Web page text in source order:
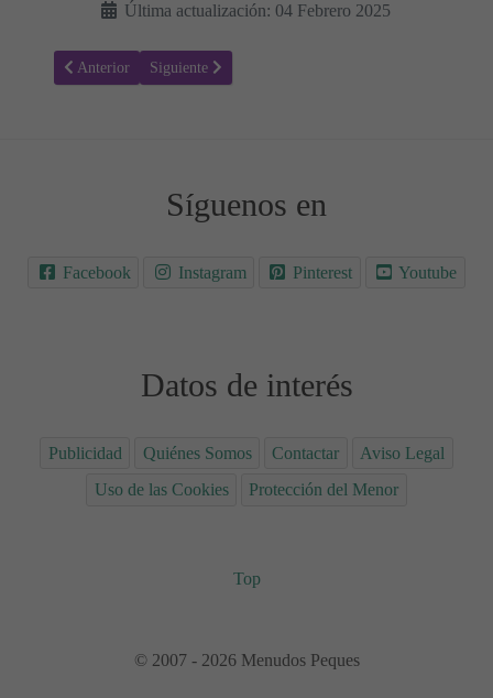
Última actualización: 04 Febrero 2025
Artículo anterior: Cómo Mantener tu Hogar Ordenado Cuando no
Anterior Artículo siguiente: ¿Por qué Ahorrar? Objetivos a
Siguiente
Síguenos en
Facebook Instagram Pinterest Youtube
Datos de interés
Publicidad Quiénes Somos Contactar
Aviso Legal
Uso de las Cookies
Protección del Menor
Top
© 2007 - 2026 Menudos Peques